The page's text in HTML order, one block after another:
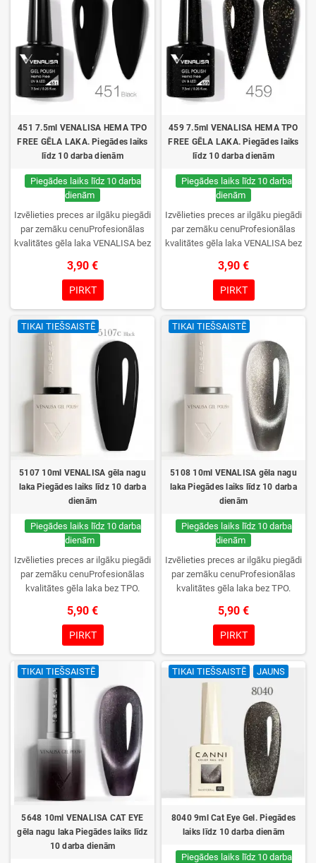
451 7.5ml VENALISA HEMA TPO
FREE GĒLA LAKA. Piegādes laiks
līdz 10 darba dienām
Piegādes laiks līdz 10 darba
dienām
Izvēlieties preces ar ilgāku piegādi
par zemāku cenuProfesionālas
kvalitātes gēla laka VENALISA bez
krāsu izvēle, lieliska sacietēšana
UV/LED lampās un ilgstoša
noturība. Katrs flakons iepakots
kastītē – pirmo reizi to atvērsiet
tikai jūs.
3,90 €
PIRKT
459 7.5ml VENALISA HEMA TPO
FREE GĒLA LAKA. Piegādes laiks
līdz 10 darba dienām
Piegādes laiks līdz 10 darba
dienām
Izvēlieties preces ar ilgāku piegādi
par zemāku cenuProfesionālas
kvalitātes gēla laka VENALISA bez
krāsu izvēle, lieliska sacietēšana
UV/LED lampās un ilgstoša
noturība. Katrs flakons iepakots
kastītē – pirmo reizi to atvērsiet
tikai jūs.
3,90 €
PIRKT
TIKAI TIEŠSAISTĒ
5107 10ml VENALISA gēla nagu
laka Piegādes laiks līdz 10 darba
dienām
Piegādes laiks līdz 10 darba
dienām
Izvēlieties preces ar ilgāku piegādi
par zemāku cenuProfesionālas
kvalitātes gēla laka bez TPO.
izvēle, lieliska sacietēšana
UV/LED lampās un ilgstoša
noturība. Katrs flakons iepakots
kastītē – pirmo reizi to atvērsiet
tikai jūs.
5,90 €
PIRKT
TIKAI TIEŠSAISTĒ
5108 10ml VENALISA gēla nagu
laka Piegādes laiks līdz 10 darba
dienām
Piegādes laiks līdz 10 darba
dienām
Izvēlieties preces ar ilgāku piegādi
par zemāku cenuProfesionālas
kvalitātes gēla laka bez TPO.
izvēle, lieliska sacietēšana
UV/LED lampās un ilgstoša
noturība. Katrs flakons iepakots
kastītē – pirmo reizi to atvērsiet
tikai jūs.
5,90 €
PIRKT
TIKAI TIEŠSAISTĒ
5648 10ml VENALISA CAT EYE
gēla nagu laka Piegādes laiks līdz
10 darba dienām
TIKAI TIEŠSAISTĒ JAUNS
8040 9ml Cat Eye Gel. Piegādes
laiks līdz 10 darba dienām
Piegādes laiks līdz 10 darba